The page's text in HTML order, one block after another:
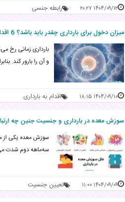
۱۴۰۴/۰۹/۱۲ ۲۰:۲۷ رابطه جنسی
میزان دخول برای بارداری چقدر باید باشد؟ 6 اقدام قبل از دخول
بارداری زمانی رخ
و آن را بارور کند.
۱۴۰۴/۰۹/۱۰ ۱۸:۱۵ اقدام به بارداری
سوزش معده در بارداری و جنسیت جنین چه
سوزش معده یکی از
سه‌ماهه دوم شدت
۱۴۰۴/۰۹/۰۹ ۱۱:۰۰ تعیین جنسیت